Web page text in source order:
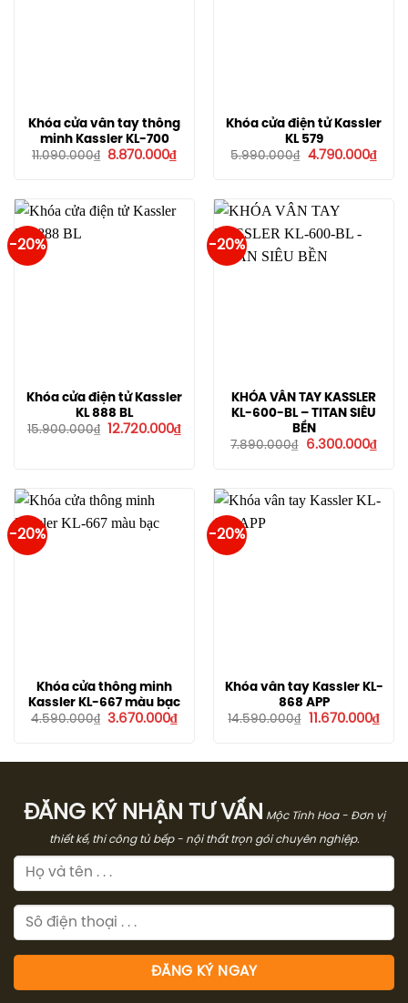
Khóa cửa vân tay thông
minh Kassler KL-700
11.090.000₫
Giá
8.870.000₫Giá
8.870.000₫.
Khóa cửa điện tử Kassler
KL 579
5.990.000₫
Giá
4.790.000₫Giá
-20%
Khóa cửa điện tử Kassler
KL 888 BL
15.900.000₫ Giá
12.720.000₫Giá
-20%
KHÓA VÂN TAY KASSLER
KL-600-BL – TITAN SIÊU
BỀN
7.890.000₫
Giá
6.300.000₫Giá
-20%
Khóa cửa thông minh
Kassler KL-667 màu bạc
4.590.000₫ Giá
3.670.000₫Giá
3.670.000₫.
-20%
Khóa vân tay Kassler KL-
868 APP
14.590.000₫
Giá
11.670.000₫Giá
ĐĂNG KÝ NHẬN TƯ VẤN
Mộc Tinh Hoa - Đơn vị
thiết kế, thi công tủ bếp - nội thất trọn gói chuyên nghiệp.